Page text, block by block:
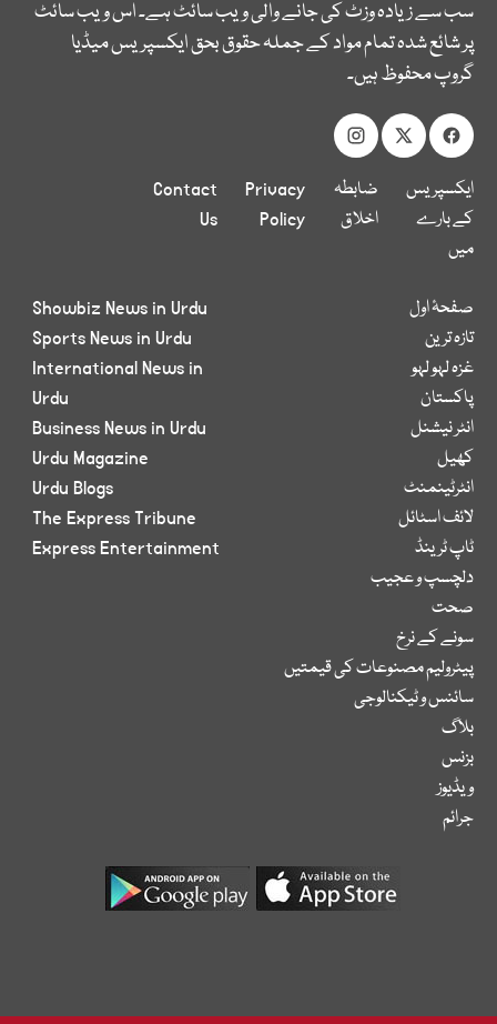
سب سے زیادہ وزٹ کی جانے والی ویب سائٹ ہے۔ اس ویب سائٹ
پر شائع شدہ تمام مواد کے جملہ حقوق بحق ایکسپریس میڈیا
گروپ محفوظ ہیں۔
ایکسپریس
کے بارے
میں
ضابطہ
اخلاق
Privacy
Policy
Contact
Us
صفحۂ اول
تازہ ترین
غزہ لہو لہو
پاکستان
انٹر نیشنل
کھیل
انٹرٹینمنٹ
لائف اسٹائل
ٹاپ ٹرینڈ
دلچسپ و عجیب
صحت
سونے کے نرخ
پیٹرولیم مصنوعات کی قیمتیں
سائنس و ٹیکنالوجی
بلاگ
بزنس
ویڈیوز
جرائم
Showbiz News in Urdu
Sports News in Urdu
International News in
Urdu
Business News in Urdu
Urdu Magazine
Urdu Blogs
The Express Tribune
Express Entertainment